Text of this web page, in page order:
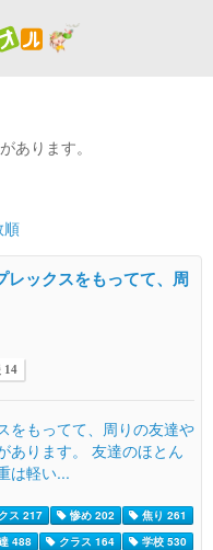
あります。
順
レックスをもってて、周
14
をもってて、周りの友達や
あります。 友達のほとん
は軽い...
ス 217 惨め 202
焦り 261
488 クラス 164
学校 530